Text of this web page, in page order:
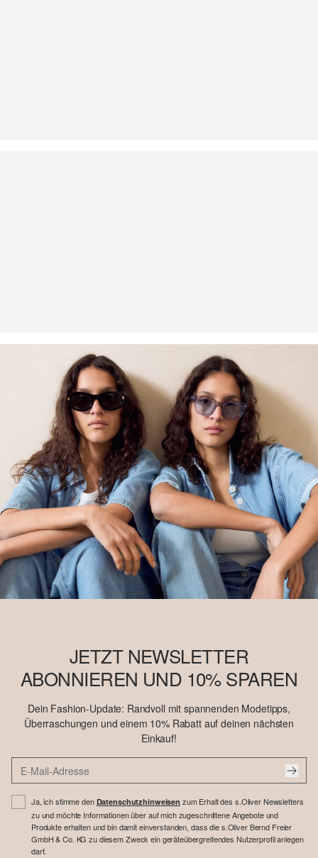
JETZT NEWSLETTER
ABONNIEREN UND 10% SPAREN
Dein Fashion-Update: Randvoll mit spannenden Modetipps,
Überraschungen und einem 10% Rabatt auf deinen nächsten
Einkauf!
Ja, ich stimme den Datenschutzhinweisen zum Erhalt des s.Oliver Newsletters
zu und möchte Informationen über auf mich zugeschnittene Angebote und
Produkte erhalten und bin damit einverstanden, dass die s.Oliver Bernd Freier
GmbH & Co. KG zu diesem Zweck ein geräteübergreifendes Nutzerprofil anlegen
darf.